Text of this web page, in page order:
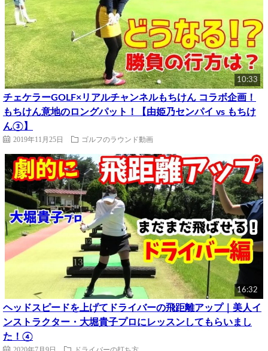
10:33
チェケラーGOLF×リアルチャンネルもちけん コラボ企画！
もちけん意地のロングパット！【由姫乃センパイ vs もちけ
ん③】
2019年11月25日 ゴルフのラウンド動画
16:32
ヘッドスピードを上げてドライバーの飛距離アップ｜美人イ
ンストラクター・大堀貴子プロにレッスンしてもらいまし
た！④
2020年7月9日 ドライバーの打ち方